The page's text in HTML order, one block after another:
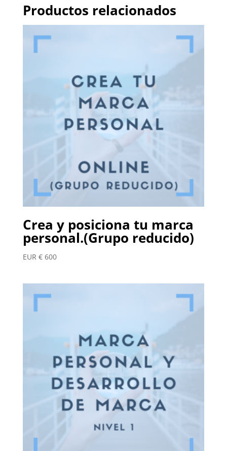
Productos relacionados
Crea y posiciona tu marca
personal.(Grupo reducido)
EUR €600